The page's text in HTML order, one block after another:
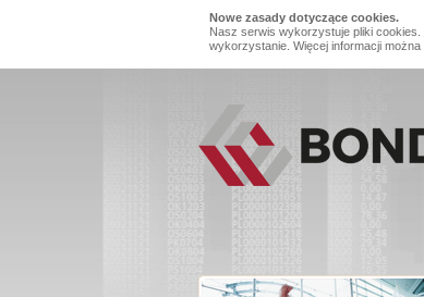
Nowe zasady dotyczące cookies.
Nasz serwis wykorzystuje pliki
wykorzystanie. Więcej informacji